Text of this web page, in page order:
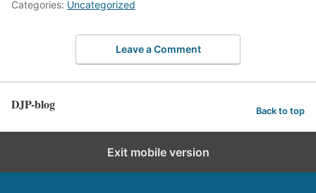
Categories: Uncategorized
Leave a Comment
DJP-blog Back to top
Exit mobile version